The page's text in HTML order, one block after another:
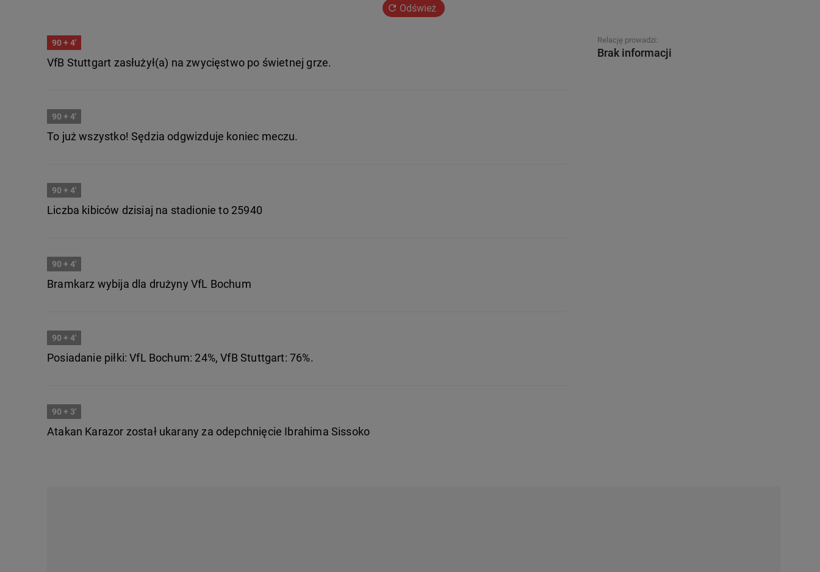
Odśwież
90+ 4'
VfB Stuttgart zasłużył(a) na zwycięstwo po świetnej grze.
90 + 4'
To już wszystko! Sędzia odgwizduje koniec meczu.
90 + 4'
Liczba kibiców dzisiaj na stadionie to 25940
90 + 4'
Bramkarz wybija dla drużyny VfL Bochum
90 + 4'
Posiadanie piłki: VfL Bochum: 24%, VfB Stuttgart: 76%.
90 + 3'
Atakan Karazor został ukarany za odepchnięcie Ibrahima Sissoko
Relację prowadzi:
Brak informacji